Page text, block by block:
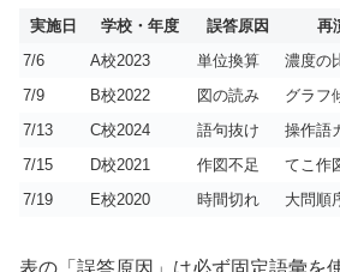
実施日 学校・年度 誤答原因 再
7/6
A校2023 単位換算 濃度の
7/9
B校2022 図の読み グラフ
7/13
C校2024 語句抜け 操作語
7/15
D校2021 作図不足 てこ作
7/19
E校2020 時間切れ 大問順
表の「誤答原因」は必ず固定語彙を